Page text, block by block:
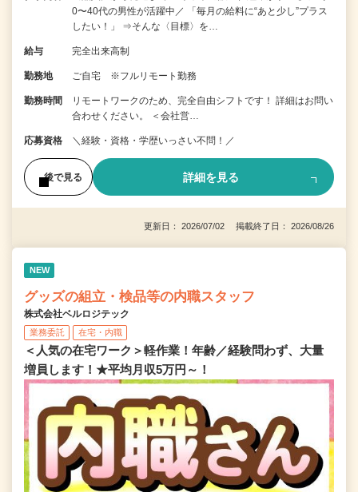
0〜40代の男性が活躍中／ 「毎月の給料に“あと少し”プラス
したい！」 ⇒そんな〈目標〉を…
給与 完全出来高制
勤務地 ご自宅 ※フルリモート勤務
勤務時間
リモートワークのため、完全自由シフトです！ 詳細はお問い
合わせください。 ＜会社営…
応募資格 ＼経験・資格・学歴いっさい不問！／
後で見る 詳細を見る
更新日： 2026/07/02 掲載終了日： 2026/08/26
NEW
グッズの組立・検品等の内職スタッフ
株式会社ベルロジテック
業務委託 在宅・内職
＜人気の在宅ワーク＞軽作業！年齢／経験問わず、大量
増員します！★平均月収5万円～！